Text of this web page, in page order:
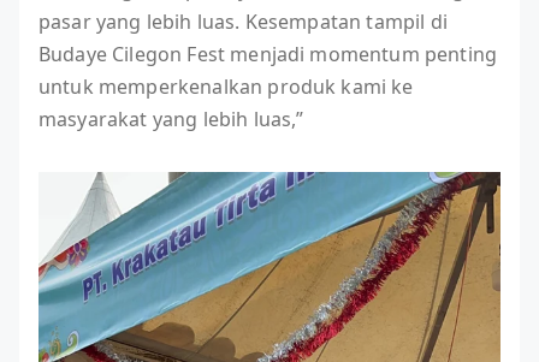
pasar yang lebih luas. Kesempatan tampil di
Budaye Cilegon Fest menjadi momentum penting
untuk memperkenalkan produk kami ke
masyarakat yang lebih luas,”